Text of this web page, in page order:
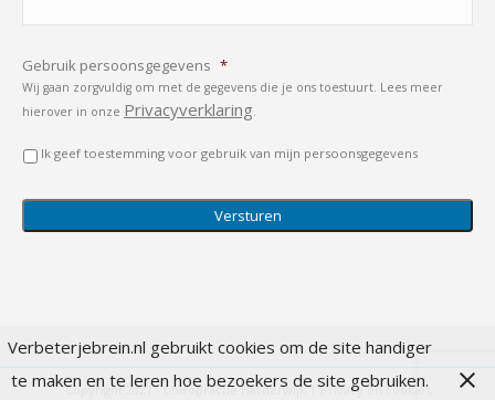
Gebruik persoonsgegevens *
Wij gaan zorgvuldig om met de gegevens die je ons toestuurt. Lees meer
hierover in onze Privacyverklaring.
Ik geef toestemming voor gebruik van mijn persoonsgegevens
Copyright 2021 - Chiropractie Harderwijk |Privacy en cookies
Verbeterjebrein.nl gebruikt cookies om de site handiger
te maken en te leren hoe bezoekers de site gebruiken.